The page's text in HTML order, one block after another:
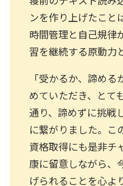
ンを作り上げたこと
時間管理と自己規律
習を継続する原動力
「受かるか、諦め
めていただき、とて
通り、諦めずに挑戦
に繋がりました。こ
資格取得にも是非チ
康に留意しながら、
げられることを心よ